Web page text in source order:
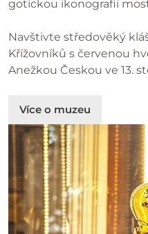
gotickou ikonografii
Navštivte středověký
Křížovníků s červenou
Anežkou Českou ve 13.
Více o muzeu